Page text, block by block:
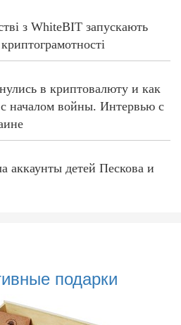
з WhiteBIT запускають
в криптовалюту и как
с началом войны. Интервью с
аккаунты детей Пескова и
подарки